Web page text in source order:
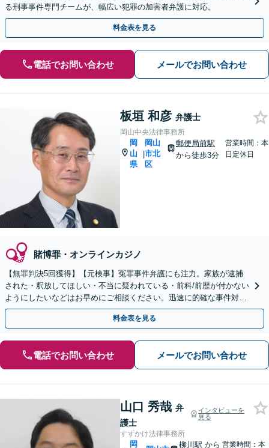
る刑事事件専門チームが、幅広い犯罪の加害者弁護に対応。
料金表を見る
電話でお問い合わせ メールでお問い合わせ
板垣 和彦 弁護士
岡山中央法律事務所
岡
山
県
|
岡山
市北
区
郵便局前駅
から徒歩3分
営業時間：本
日定休日
賭博罪・オンラインカジノ
【無罪判決5回獲得】【元検事】冤罪事件弁護にも注力。家族が逮捕
された・釈放してほしい・不当に疑われている・前科/前歴が付かない
ようにしたいなどはお早めにご相談ください。迅速に的確な事件対応
に定評あり。【夜間休日・全国対応可】【分割払い可】
料金表を見る
電話でお問い合わせ メールでお問い合わせ
山口 秀哉 弁
護士
インタビューを
見る
すずかけ法律事務所
岡
柳川駅から 営業時間：本